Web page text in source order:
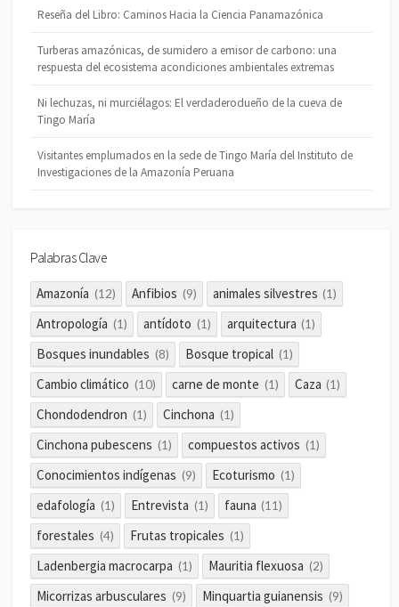
Reseña del Libro: Caminos Hacia la Ciencia Panamazónica
Turberas amazónicas, de sumidero a emisor de carbono: una
respuesta del ecosistema acondiciones ambientales extremas
Ni lechuzas, ni murciélagos: El verdaderodueño de la cueva de
Tingo María
Visitantes emplumados en la sede de Tingo María del Instituto de
Investigaciones de la Amazonía Peruana
Palabras Clave
Amazonía (12) Anfibios (9) animales silvestres (1)
Antropología (1) antídoto (1) arquitectura (1)
Bosques inundables (8) Bosque tropical (1)
Cambio climático (10) carne de monte (1) Caza (1)
Chondodendron (1) Cinchona (1)
Cinchona pubescens (1) compuestos activos (1)
Conocimientos indígenas (9) Ecoturismo (1)
edafología (1) Entrevista (1) fauna (11)
forestales (4) Frutas tropicales (1)
Ladenbergia macrocarpa (1) Mauritia flexuosa (2)
Micorrizas arbusculares (9) Minquartia guianensis (9)